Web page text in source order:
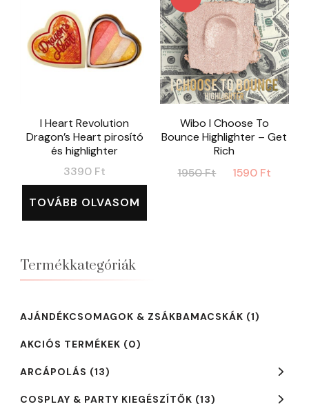
I Heart Revolution
Dragon’s Heart pirosító
és highlighter
3390 Ft
TOVÁBB OLVASOM
Wibo I Choose To
Bounce Highlighter – Get
Rich
1950Ft
Original
1590 Ft
Termékkategóriák
AJÁNDÉKCSOMAGOK & ZSÁKBAMACSKÁK (1)
AKCIÓS TERMÉKEK (0)
ARCÁPOLÁS (13)
COSPLAY & PARTY KIEGÉSZÍTŐK (13)